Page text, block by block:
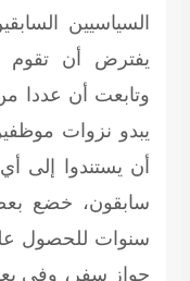
السياسيين
يفترض أن تقوم
وتابعت أن عددا
يبدو نزوات
أن يستندوا إلى
سابقون، خضع
سنوات للحصول
جواز سفر، وفي